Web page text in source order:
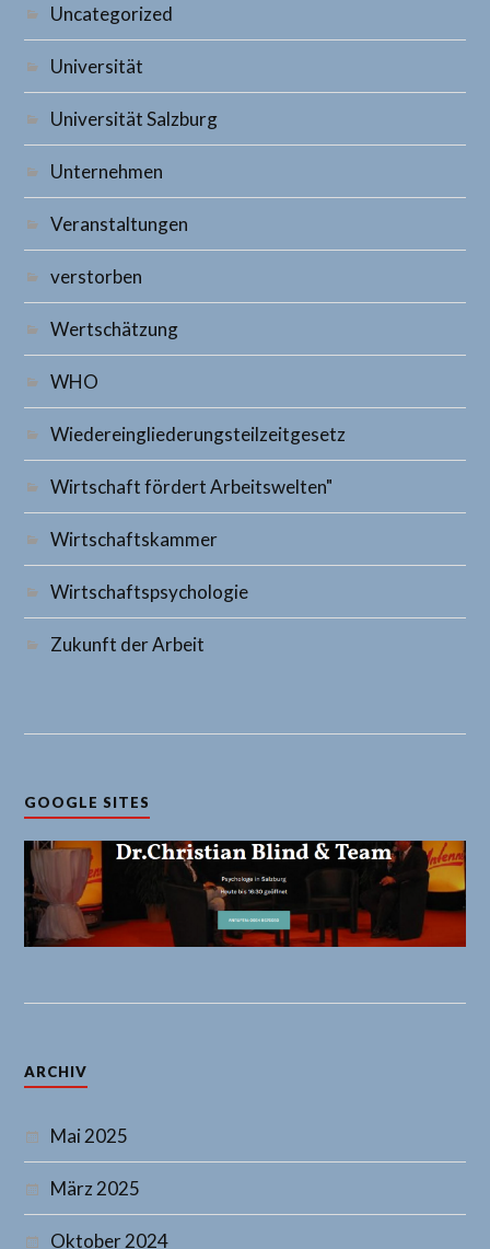
Uncategorized
Universität
Universität Salzburg
Unternehmen
Veranstaltungen
verstorben
Wertschätzung
WHO
Wiedereingliederungsteilzeitgesetz
Wirtschaft fördert Arbeitswelten"
Wirtschaftskammer
Wirtschaftspsychologie
Zukunft der Arbeit
GOOGLE SITES
ARCHIV
Mai 2025
März 2025
Oktober 2024